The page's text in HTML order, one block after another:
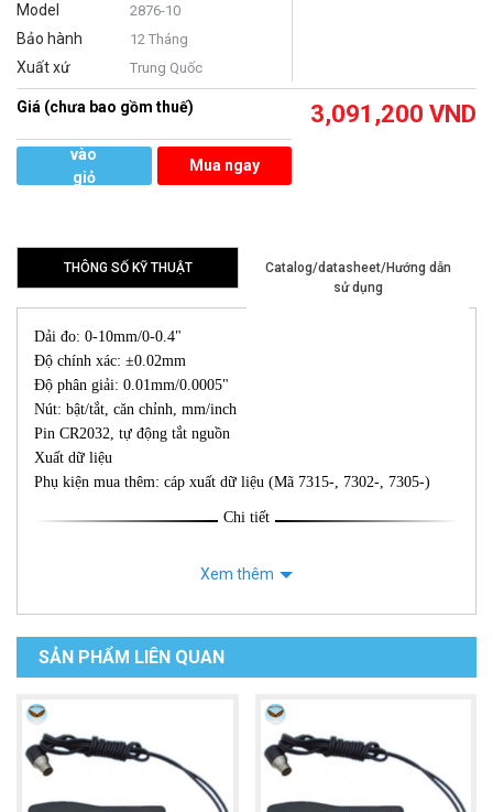
Model 2876-10
Bảo hành 12 Tháng
Xuất xứ Trung Quốc
Giá (chưa bao gồm thuế) 3,091,200 VND
vào
giỏ
Mua ngay
THÔNG SỐ KỸ THUẬT
Catalog/datasheet/Hướng dẫn
sử dụng
Dải đo: 0-10mm/0-0.4"
Độ chính xác: ±0.02mm
Độ phân giải: 0.01mm/0.0005"
Nút: bật/tắt, căn chỉnh, mm/inch
Pin CR2032, tự động tắt nguồn
Xuất dữ liệu
Phụ kiện mua thêm: cáp xuất dữ liệu (Mã 7315-, 7302-, 7305-)
Chi tiết
Xem thêm
SẢN PHẨM LIÊN QUAN